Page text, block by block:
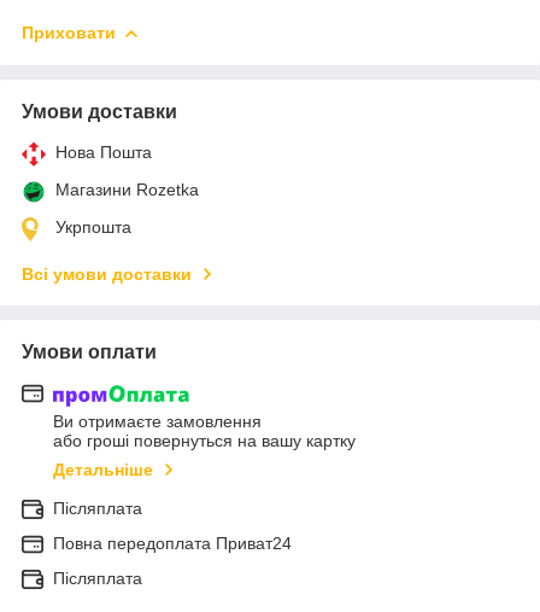
Приховати
Умови доставки
Нова Пошта
Магазини Rozetka
Укрпошта
Всі умови доставки
Умови оплати
Ви отримаєте замовлення
або гроші повернуться на вашу картку
Детальніше
Післяплата
Повна передоплата Приват24
Післяплата